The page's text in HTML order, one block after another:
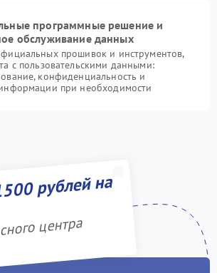
программные решение и
обслуживание данных
прошивок и инструментов,
с пользовательскими данными:
конфиденциальность и
при необходимости
рублей на
центра